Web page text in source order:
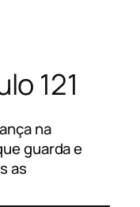
121
na
guarda e
as